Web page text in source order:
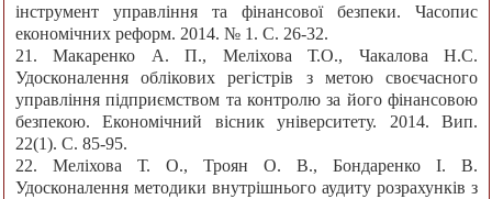
інструмент управління та фінансової безпеки. Часопис
економічних реформ. 2014. № 1. С. 26-32.
21. Макаренко А. П., Меліхова Т.О., Чакалова Н.С.
Удосконалення облікових регістрів з метою своєчасного
управління підприємством та контролю за його фінансовою
безпекою. Економічний вісник університету. 2014. Вип.
22(1). С. 85-95.
22. Меліхова Т. О., Троян О. В., Бондаренко І. В.
Удосконалення методики внутрішнього аудиту розрахунків з